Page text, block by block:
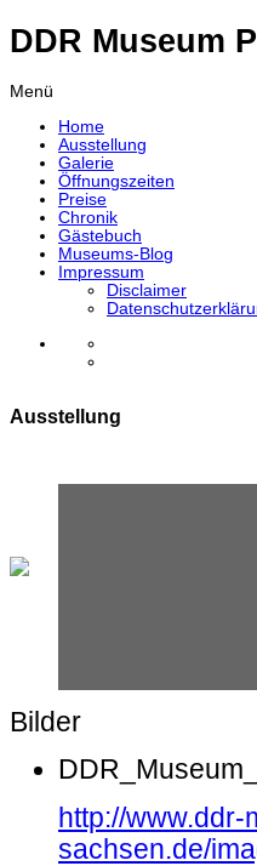
DDR Museum
Menü
Home
Ausstellung
Galerie
Öffnungszeiten
Preise
Chronik
Gästebuch
Museums-Blog
Impressum
Disclaimer
Ausstellung
Bilder
http://www.ddr-
sachsen.de/